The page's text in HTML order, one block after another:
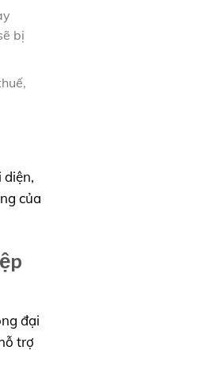
bị
diện,
của
đại
trợ